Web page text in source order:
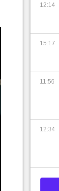
12:14
15:17
11:56
12:34